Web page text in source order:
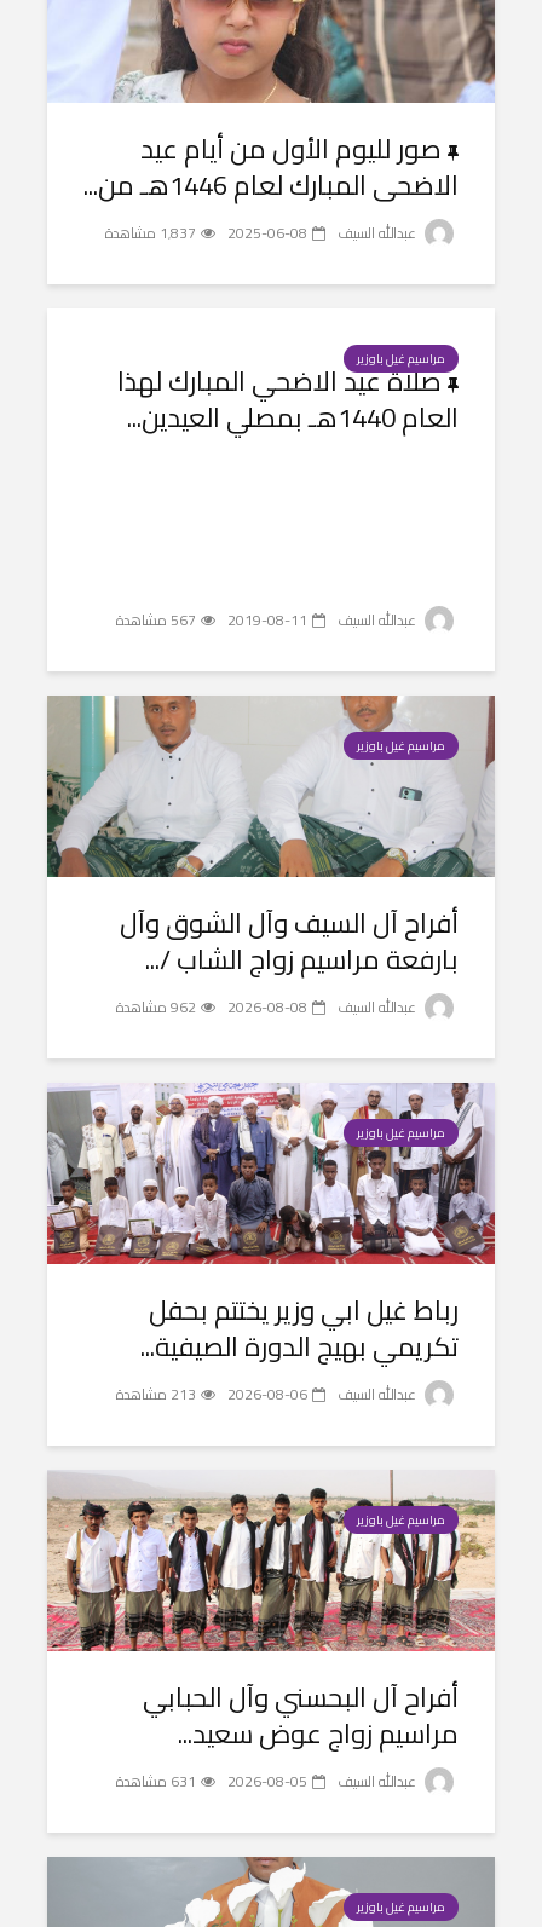
صور لليوم الأول من أيام عيد
الاضحى المبارك لعام 1446هـ من...
عبدالله السيف 2025-06-08 1٬837 مشاهدة
مراسيم غيل باوزير
صلاة عيد الاضحي المبارك لهذا
العام 1440هـ بمصلي العيدين...
عبدالله السيف 2019-08-11 567 مشاهدة
مراسيم غيل باوزير
أفراح آل السيف وآل الشوق وآل
بارفعة مراسيم زواج الشاب /...
عبدالله السيف 2026-08-08 962 مشاهدة
مراسيم غيل باوزير
رباط غيل ابي وزير يختتم بحفل
تكريمي بهيج الدورة الصيفية...
عبدالله السيف 2026-08-06 213 مشاهدة
مراسيم غيل باوزير
أفراح آل البحسني وآل الحبابي
مراسيم زواج عوض سعيد...
عبدالله السيف 2026-08-05 631 مشاهدة
مراسيم غيل باوزير